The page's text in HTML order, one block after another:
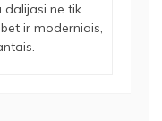
dalijasi ne tik
ir moderniais,